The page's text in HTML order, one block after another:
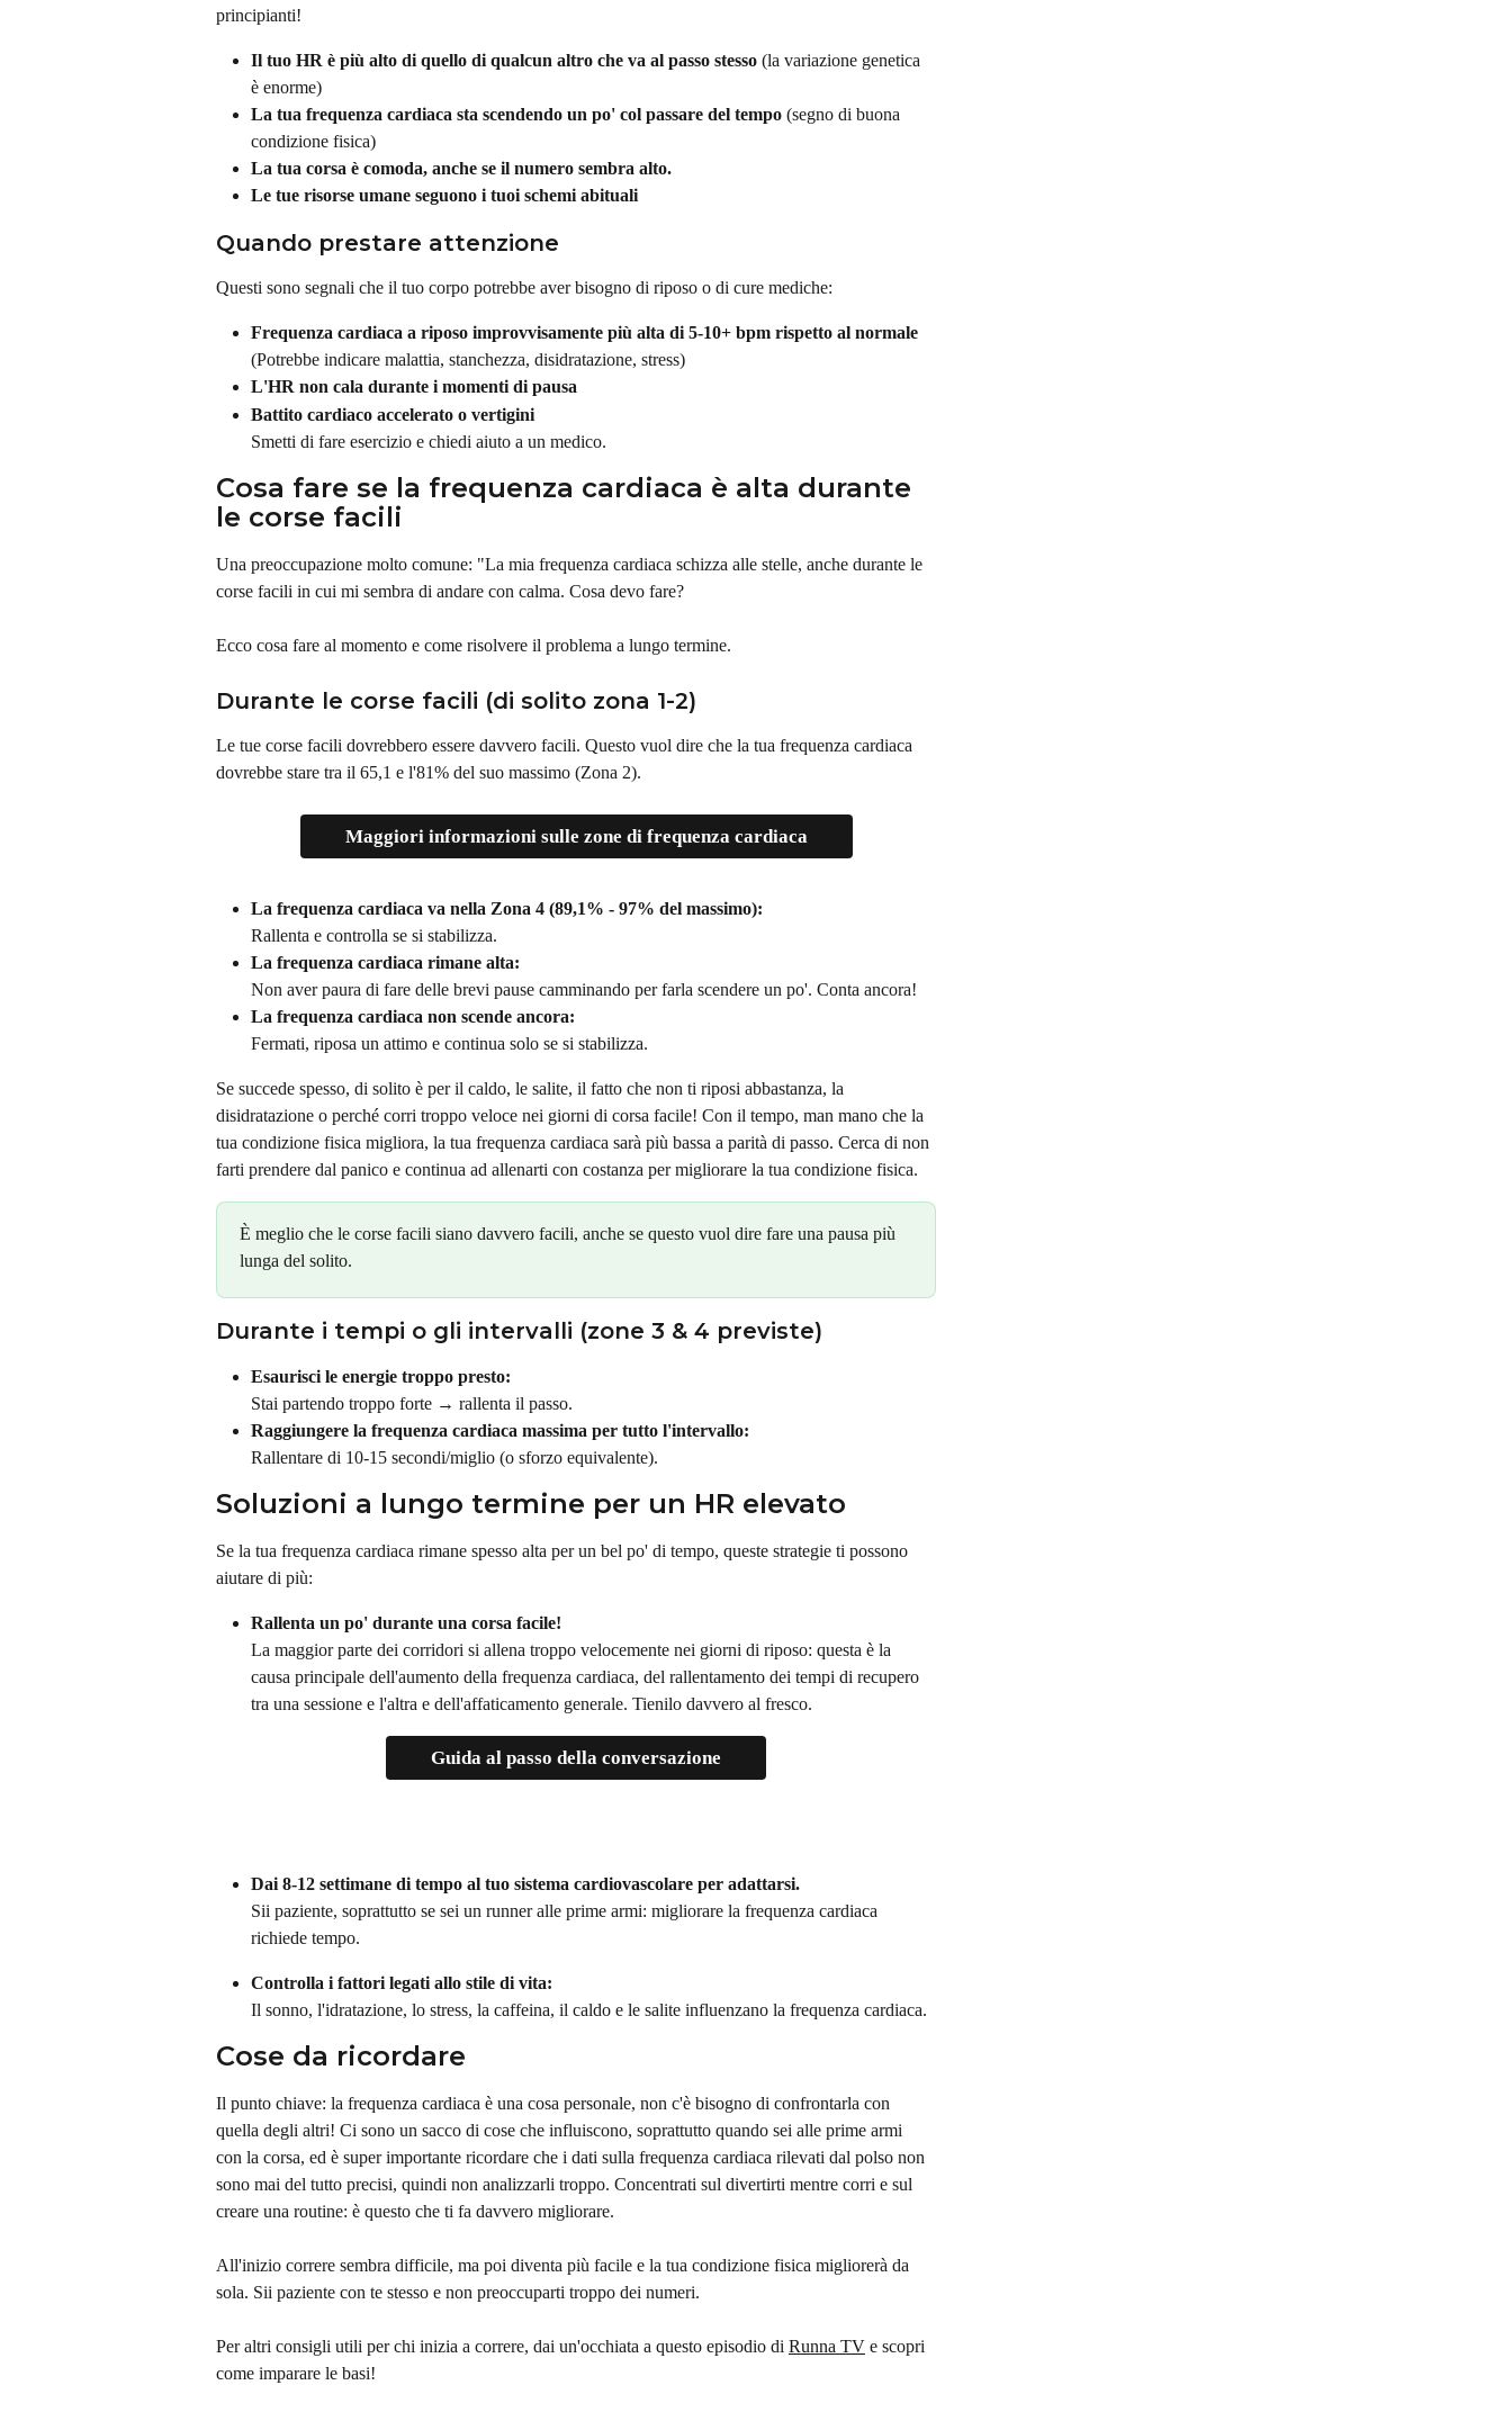
principianti!
Il tuo HR è più alto di quello di qualcun altro che va al passo stesso (la variazione genetica
è enorme)
La tua frequenza cardiaca sta scendendo un po' col passare del tempo (segno di buona
condizione fisica)
La tua corsa è comoda, anche se il numero sembra alto.
Le tue risorse umane seguono i tuoi schemi abituali
Quando prestare attenzione
Questi sono segnali che il tuo corpo potrebbe aver bisogno di riposo o di cure mediche:
Frequenza cardiaca a riposo improvvisamente più alta di 5-10+ bpm rispetto al normale
(Potrebbe indicare malattia, stanchezza, disidratazione, stress)
L'HR non cala durante i momenti di pausa
Battito cardiaco accelerato o vertigini
Smetti di fare esercizio e chiedi aiuto a un medico.
Cosa fare se la frequenza cardiaca è alta durante
le corse facili
Una preoccupazione molto comune: "La mia frequenza cardiaca schizza alle stelle, anche durante le
corse facili in cui mi sembra di andare con calma. Cosa devo fare?
Ecco cosa fare al momento e come risolvere il problema a lungo termine.
Durante le corse facili (di solito zona 1-2)
Le tue corse facili dovrebbero essere davvero facili. Questo vuol dire che la tua frequenza cardiaca
dovrebbe stare tra il 65,1 e l'81% del suo massimo (Zona 2).
Maggiori informazioni sulle zone di frequenza cardiaca
La frequenza cardiaca va nella Zona 4 (89,1% - 97% del massimo):
Rallenta e controlla se si stabilizza.
La frequenza cardiaca rimane alta:
Non aver paura di fare delle brevi pause camminando per farla scendere un po'. Conta ancora!
La frequenza cardiaca non scende ancora:
Fermati, riposa un attimo e continua solo se si stabilizza.
Se succede spesso, di solito è per il caldo, le salite, il fatto che non ti riposi abbastanza, la
disidratazione o perché corri troppo veloce nei giorni di corsa facile! Con il tempo, man mano che la
tua condizione fisica migliora, la tua frequenza cardiaca sarà più bassa a parità di passo. Cerca di non
farti prendere dal panico e continua ad allenarti con costanza per migliorare la tua condizione fisica.
È meglio che le corse facili siano davvero facili, anche se questo vuol dire fare una pausa più
lunga del solito.
Durante i tempi o gli intervalli (zone 3 & 4 previste)
Esaurisci le energie troppo presto:
Stai partendo troppo forte → rallenta il passo.
Raggiungere la frequenza cardiaca massima per tutto l'intervallo:
Rallentare di 10-15 secondi/miglio (o sforzo equivalente).
Soluzioni a lungo termine per un HR elevato
Se la tua frequenza cardiaca rimane spesso alta per un bel po' di tempo, queste strategie ti possono
aiutare di più:
Rallenta un po' durante una corsa facile!
La maggior parte dei corridori si allena troppo velocemente nei giorni di riposo: questa è la
causa principale dell'aumento della frequenza cardiaca, del rallentamento dei tempi di recupero
tra una sessione e l'altra e dell'affaticamento generale. Tienilo davvero al fresco.
Guida al passo della conversazione
Dai 8-12 settimane di tempo al tuo sistema cardiovascolare per adattarsi.
Sii paziente, soprattutto se sei un runner alle prime armi: migliorare la frequenza cardiaca
richiede tempo.
Controlla i fattori legati allo stile di vita:
Il sonno, l'idratazione, lo stress, la caffeina, il caldo e le salite influenzano la frequenza cardiaca.
Cose da ricordare
Il punto chiave: la frequenza cardiaca è una cosa personale, non c'è bisogno di confrontarla con
quella degli altri! Ci sono un sacco di cose che influiscono, soprattutto quando sei alle prime armi
con la corsa, ed è super importante ricordare che i dati sulla frequenza cardiaca rilevati dal polso non
sono mai del tutto precisi, quindi non analizzarli troppo. Concentrati sul divertirti mentre corri e sul
creare una routine: è questo che ti fa davvero migliorare.
All'inizio correre sembra difficile, ma poi diventa più facile e la tua condizione fisica migliorerà da
sola. Sii paziente con te stesso e non preoccuparti troppo dei numeri.
Per altri consigli utili per chi inizia a correre, dai un'occhiata a questo episodio di Runna TV e scopri
come imparare le basi!